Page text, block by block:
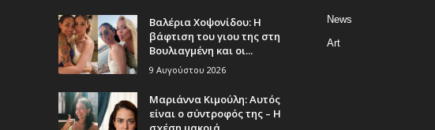
Βαλέρια Χοψονίδου: Η
βάφτιση του γιου της στη
Βουλιαγμένη και οι...
9 Αυγούστου 2026
Μαριάννα Κιμούλη: Αυτός
είναι ο σύντροφός της – Η
News
Art